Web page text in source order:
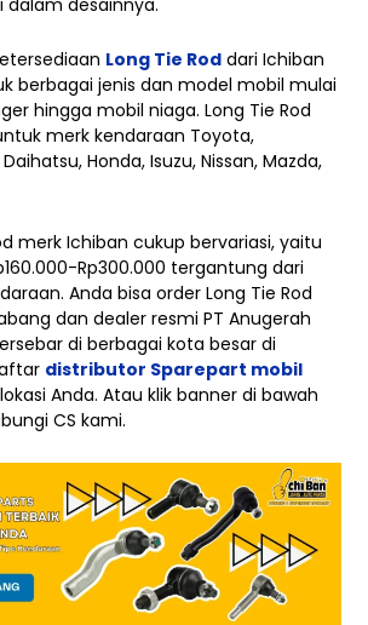
Long Tie Rod dari Ichiban
berbagai jenis dan model mobil mulai
hingga mobil niaga. Long Tie Rod
merk kendaraan Toyota,
Honda, Isuzu, Nissan, Mazda,
merk Ichiban cukup bervariasi, yaitu
Rp300.000 tergantung dari
Anda bisa order Long Tie Rod
dan dealer resmi PT Anugerah
di berbagai kota besar di
distributor Sparepart mobil
Anda. Atau klik banner di bawah
CS kami.